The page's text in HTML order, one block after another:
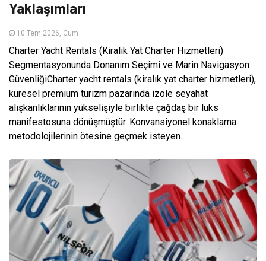
Yaklaşımları
10 Tem 2026, Cum
Charter Yacht Rentals (Kiralık Yat Charter Hizmetleri)
Segmentasyonunda Donanım Seçimi ve Marin Navigasyon
GüvenliğiCharter yacht rentals (kiralık yat charter hizmetleri),
küresel premium turizm pazarında izole seyahat
alışkanlıklarının yükselişiyle birlikte çağdaş bir lüks
manifestosuna dönüşmüştür. Konvansiyonel konaklama
metodolojilerinin ötesine geçmek isteyen...